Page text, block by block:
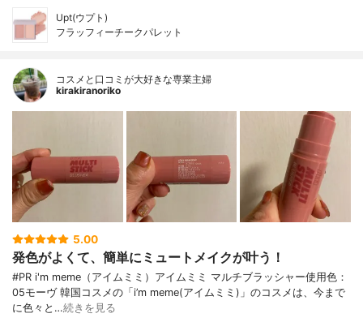
Upt(ウプト)
フラッフィーチークパレット
コスメと口コミが大好きな専業主婦
kirakiranoriko
5.00
発色がよくて、簡単にミュートメイクが叶う！
#PR i'm meme（アイムミミ）アイムミミ マルチブラッシャー使用色：
05モーヴ 韓国コスメの「i’m meme(アイムミミ)」のコスメは、今まで
に色々と…続きを見る